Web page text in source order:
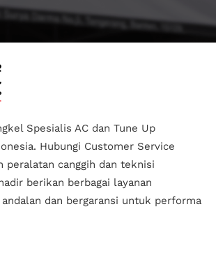
Spesialis AC dan Tune Up
Hubungi Customer Service
peralatan canggih dan teknisi
berikan berbagai layanan
dan bergaransi untuk performa